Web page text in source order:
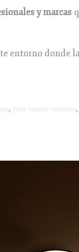
y marcas
entorno donde
Come Together Terracotta